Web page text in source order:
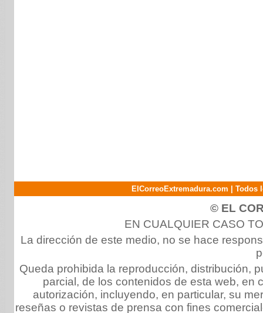
ElCorreoExtremadura.com |
© EL
EN CUALQUIER CASO
La dirección de este medio, no se hace
Queda prohibida la reproducción, distribución,
parcial, de los contenidos de esta web, en
autorización, incluyendo, en particular, su
reseñas o revistas de prensa con fines